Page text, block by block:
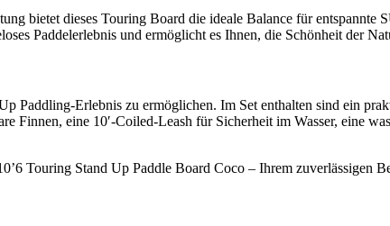
bietet dieses Touring Board die ideale Balance für entspannte
Paddelerlebnis und ermöglicht es Ihnen, die Schönheit der
Paddling-Erlebnis zu ermöglichen. Im Set enthalten sind ein
Finnen, eine 10′-Coiled-Leash für Sicherheit im Wasser, eine
Touring Stand Up Paddle Board Coco – Ihrem zuverlässigen